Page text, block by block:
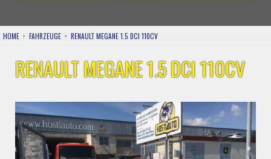
HOME FAHRZEUGE RENAULT MEGANE 1.5 DCI 110CV
RENAULT MEGANE 1.5 DCI 110CV